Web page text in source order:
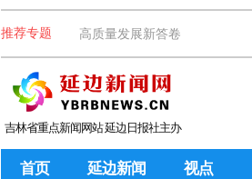
推荐专题 高质量发展新答卷
吉林省重点新闻网站 延边日报社主办
首页 延边新闻 视点